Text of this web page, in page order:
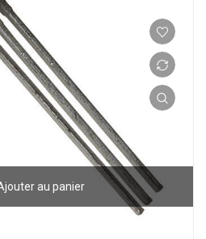
au panier